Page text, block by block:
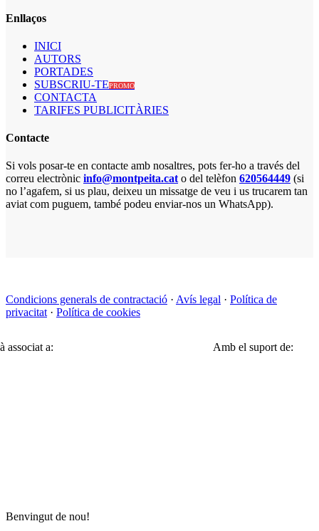
Enllaços
INICI
AUTORS
PORTADES
SUBSCRIU-TEPROMO
CONTACTA
TARIFES PUBLICITÀRIES
Contacte
Si vols posar-te en contacte amb nosaltres, pots fer-ho a través del
correu electrònic info@montpeita.cat o del telèfon 620564449 (si
no l’agafem, si us plau, deixeu un missatge de veu i us trucarem tan
aviat com puguem, també podeu enviar-nos un WhatsApp).
Condicions generals de contractació · Avís legal · Política de
privacitat · Política de cookies
associat a: Amb el suport de:
Benvingut de nou!